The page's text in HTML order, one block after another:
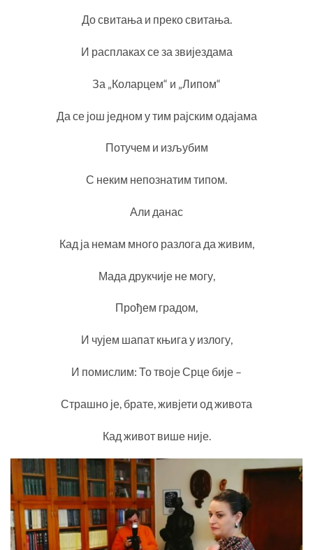
До свитања и преко свитања.
И расплаках се за звијездама
За „Коларцем“ и „Липом“
Да се још једном у тим рајским одајама
Потучем и изљубим
С неким непознатим типом.
Али данас
Кад ја немам много разлога да живим,
Мада друкчије не могу,
Прођем градом,
И чујем шапат књига у излогу,
И помислим: То твоје Срце бије –
Страшно је, брате, живјети од живота
Кад живот више није.